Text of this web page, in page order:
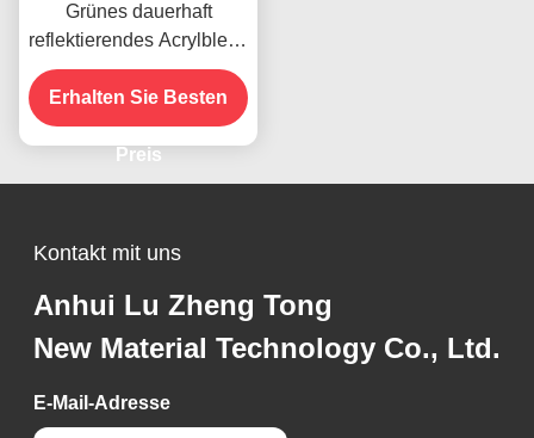
Grünes dauerhaft
reflektierendes Acrylblech
Vinyl für die
Straßenverkehrssicherheit
Erhalten Sie Besten
Preis
Kontakt mit uns
Anhui Lu Zheng Tong
New Material Technology Co., Ltd.
E-Mail-Adresse